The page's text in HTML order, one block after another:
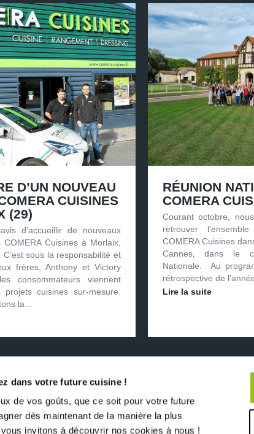
dans votre future cuisine !
de vos goûts, que ce soit pour votre future
dès maintenant de la manière la plus
invitons à découvrir nos cookies à nous !
D’UN NOUVEAU
CUISINES
(29)
d’accueillir de nouveaux
COMERA Cuisines à Morlaix,
sous la responsabilité et
frères, Anthony et Victory
consommateurs viennent
projets cuisines sur-mesure.
la...
RÉUNION
COMERA
Courant octobre,
retrouver
COMERA Cuisines
Cannes, dans le
Nationale. Au
rétrospective de
Lire la suite
COMERA